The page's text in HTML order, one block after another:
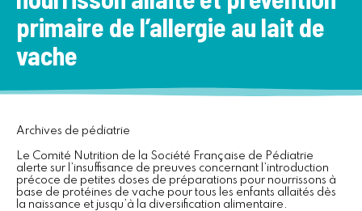
primaire de l’allergie au lait de
vache
Archives de pédiatrie
Le Comité Nutrition de la Société Française de Pédiatrie
alerte sur l’insuffisance de preuves concernant l’introduction
précoce de petites doses de préparations pour nourrissons à
base de protéines de vache pour tous les enfants allaités dès
la naissance et jusqu’à la diversification alimentaire.